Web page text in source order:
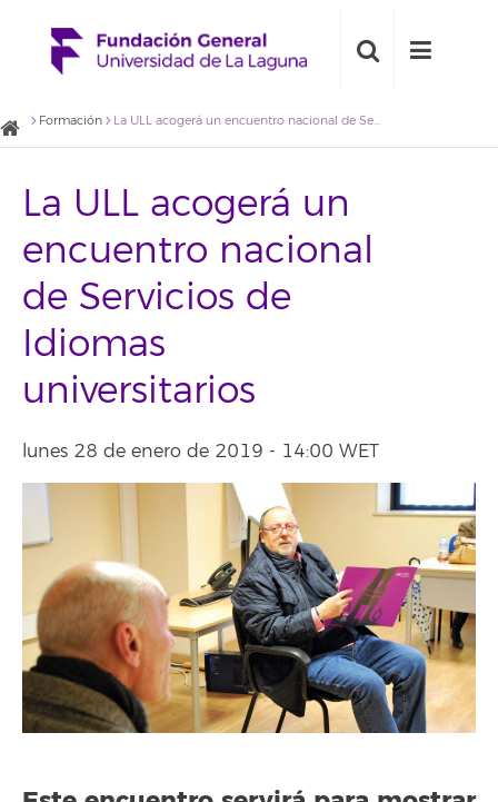
Formación La ULL acogerá un encuentro nacional de Servicios de Idiomas universitarios
La ULL acogerá un
encuentro nacional
de Servicios de
Idiomas
universitarios
lunes 28 de enero de 2019 - 14:00 WET